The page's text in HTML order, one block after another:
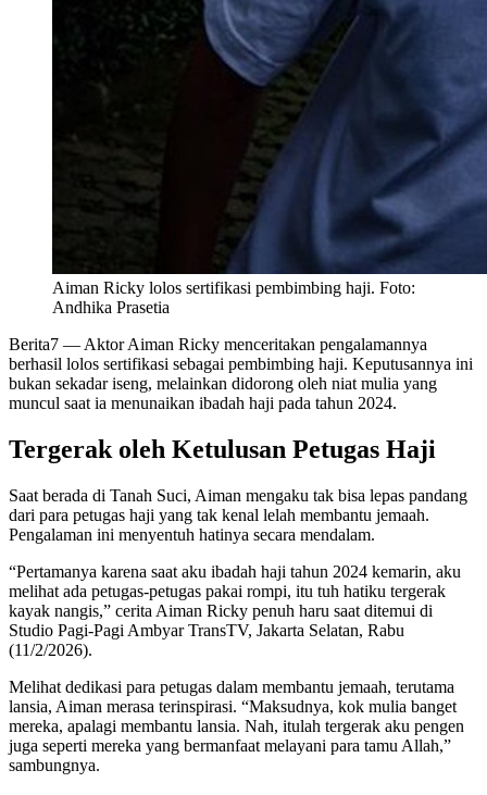
Aiman Ricky lolos sertifikasi pembimbing haji. Foto:
Andhika Prasetia
Berita7 — Aktor Aiman Ricky menceritakan pengalamannya
berhasil lolos sertifikasi sebagai pembimbing haji. Keputusannya ini
bukan sekadar iseng, melainkan didorong oleh niat mulia yang
muncul saat ia menunaikan ibadah haji pada tahun 2024.
Tergerak oleh Ketulusan Petugas Haji
Saat berada di Tanah Suci, Aiman mengaku tak bisa lepas pandang
dari para petugas haji yang tak kenal lelah membantu jemaah.
Pengalaman ini menyentuh hatinya secara mendalam.
“Pertamanya karena saat aku ibadah haji tahun 2024 kemarin, aku
melihat ada petugas-petugas pakai rompi, itu tuh hatiku tergerak
kayak nangis,” cerita Aiman Ricky penuh haru saat ditemui di
Studio Pagi-Pagi Ambyar TransTV, Jakarta Selatan, Rabu
(11/2/2026).
Melihat dedikasi para petugas dalam membantu jemaah, terutama
lansia, Aiman merasa terinspirasi. “Maksudnya, kok mulia banget
mereka, apalagi membantu lansia. Nah, itulah tergerak aku pengen
juga seperti mereka yang bermanfaat melayani para tamu Allah,”
sambungnya.